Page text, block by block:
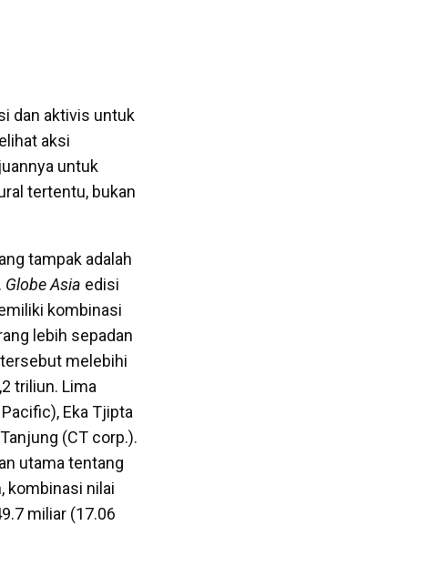
dan aktivis untuk
aksi
untuk
tertentu, bukan
tampak adalah
Globe Asia edisi
kombinasi
lebih sepadan
melebihi
triliun. Lima
Eka Tjipta
(CT corp.).
utama tentang
kombinasi nilai
miliar (17.06